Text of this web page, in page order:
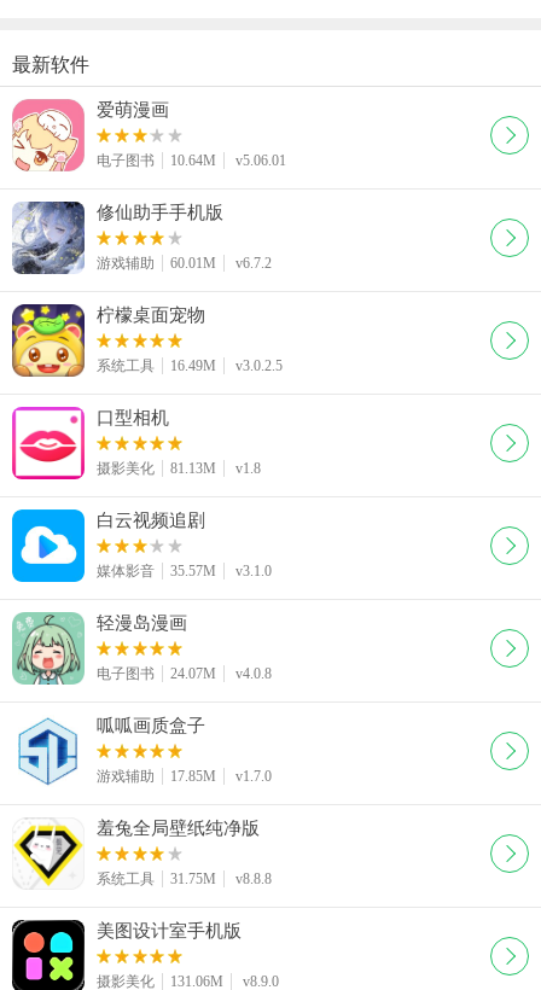
最新软件
爱萌漫画
电子图书 10.64M v5.06.01
修仙助手手机版
游戏辅助 60.01M v6.7.2
柠檬桌面宠物
系统工具 16.49M v3.0.2.5
口型相机
摄影美化 81.13M v1.8
白云视频追剧
媒体影音 35.57M v3.1.0
轻漫岛漫画
电子图书 24.07M v4.0.8
呱呱画质盒子
游戏辅助 17.85M v1.7.0
羞兔全局壁纸纯净版
系统工具 31.75M v8.8.8
美图设计室手机版
摄影美化 131.06M v8.9.0